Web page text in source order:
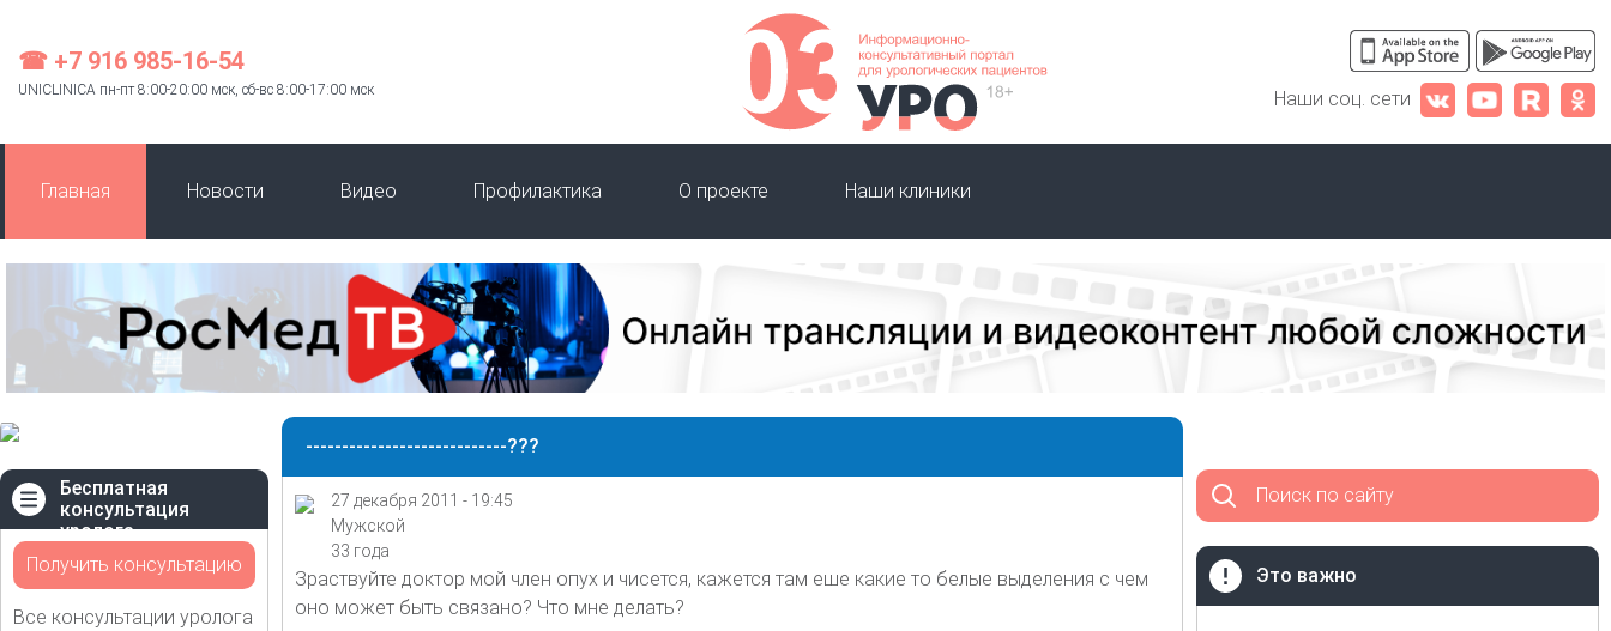
☎ +7 916 985-16-54
UNICLINICA пн-пт 8:00-20:00 мск, сб-вс 8:00-17:00 мск Наши соц. сети
Главная Новости Видео Профилактика О проекте Наши клиники
Бесплатная
консультация
уролога
Получить консультацию
Все консультации уролога
----------------------------???
27 декабря 2011 - 19:45
Мужской
33 года
Зраствуйте доктор мой член опух и чисется, кажется там еше какие то белые выделения с чем
оно может быть связано? Что мне делать?
Поиск по сайту
Это важно